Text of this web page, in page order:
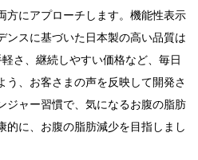
方にアプローチします。機能性表示
ンスに基づいた日本製の高い品質は
さ、継続しやすい価格など、毎日
う、お客さまの声を反映して開発さ
ジャー習慣で、気になるお腹の脂肪
的に、お腹の脂肪減少を目指しまし